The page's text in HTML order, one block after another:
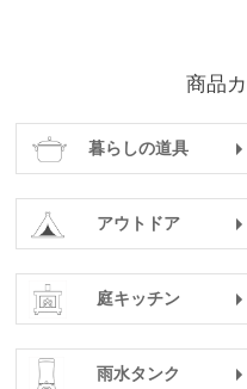
商品
暮らしの道具
アウトドア
庭キッチン
雨水タンク